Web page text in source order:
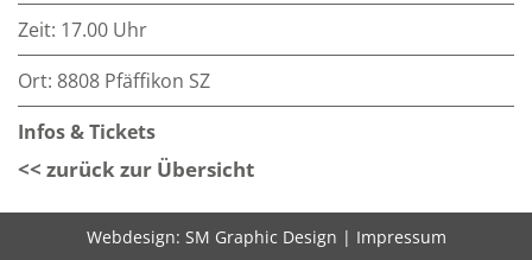
Zeit: 17.00 Uhr
Ort: 8808 Pfäffikon SZ
Infos & Tickets
<< zurück zur Übersicht
Webdesign: SM Graphic Design | Impressum